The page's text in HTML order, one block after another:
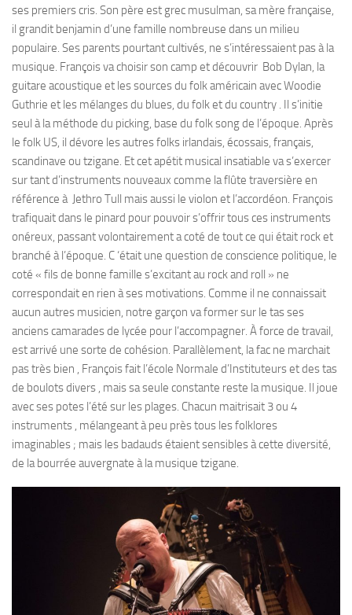
ses premiers cris. Son père est grec musulman, sa mère française,
il grandit benjamin d’une famille nombreuse dans un milieu
populaire. Ses parents pourtant cultivés, ne s’intéressaient pas à la
musique. François va choisir son camp et découvrir Bob Dylan, la
guitare acoustique et les sources du folk américain avec Woodie
Guthrie et les mélanges du blues, du folk et du country . Il s’initie
seul à la méthode du picking, base du folk song de l’époque. Après
le folk US, il dévore les autres folks irlandais, écossais, français,
scandinave ou tzigane. Et cet apétit musical insatiable va s’exercer
sur tant d’instruments nouveaux comme la flûte traversière en
référence à Jethro Tull mais aussi le violon et l’accordéon. François
trafiquait dans le pinard pour pouvoir s’offrir tous ces instruments
onéreux, passant volontairement a coté de tout ce qui était rock et
branché à l’époque. C ‘était une question de conscience politique, le
coté « fils de bonne famille s’excitant au rock and roll » ne
correspondait en rien à ses motivations. Comme il ne connaissait
aucun autres musicien, notre garçon va former sur le tas ses
anciens camarades de lycée pour l’accompagner. À force de travail,
est arrivé une sorte de cohésion. Parallèlement, la fac ne marchait
pas très bien , François fait l’école Normale d’Instituteurs et des tas
de boulots divers , mais sa seule constante reste la musique. Il joue
avec ses potes l’été sur les plages. Chacun maitrisait 3 ou 4
instruments , mélangeant à peu près tous les folklores
imaginables ; mais les badauds étaient sensibles à cette diversité,
de la bourrée auvergnate à la musique tzigane.